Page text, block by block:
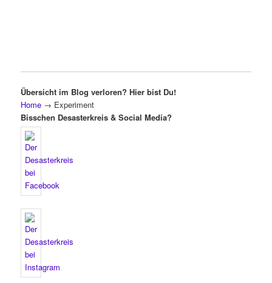
Übersicht im Blog verloren? Hier bist Du!
Home → Experiment
Bisschen Desasterkreis & Social Media?